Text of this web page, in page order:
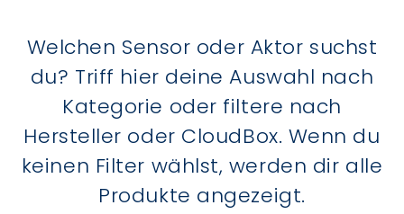
Welchen Sensor oder Aktor suchst
du? Triff hier deine Auswahl nach
Kategorie oder filtere nach
Hersteller oder CloudBox. Wenn du
keinen Filter wählst, werden dir alle
Produkte angezeigt.